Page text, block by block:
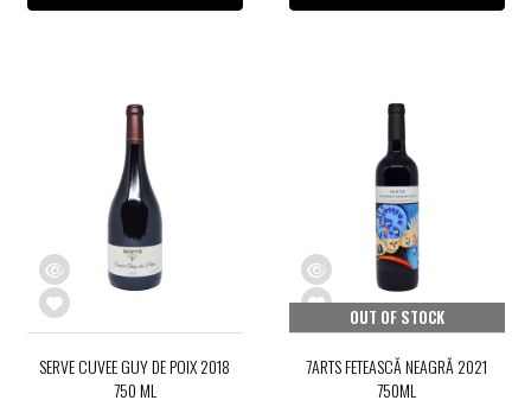
SERVE CUVEE GUY DE POIX 2018
750 ML
OUT OF STOCK
7ARTS FETEASCĂ NEAGRĂ 2021
750ML